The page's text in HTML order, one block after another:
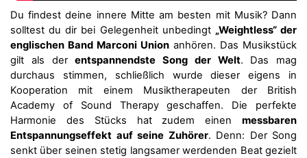
Du findest deine innere Mitte am besten mit Musik? Dann
solltest du dir bei Gelegenheit unbedingt „Weightless“ der
englischen Band Marconi Union anhören. Das Musikstück
gilt als derentspannendste Song der Welt. Das mag
durchaus stimmen, schließlich wurde dieser eigens in
Kooperation mit einem Musiktherapeuten der British
Academy of Sound Therapy geschaffen. Die perfekte
Harmonie des Stücks hat zudem einen messbaren
Entspannungseffekt auf seine Zuhörer. Denn: Der Song
senkt über seinen stetig langsamer werdenden Beat gezielt